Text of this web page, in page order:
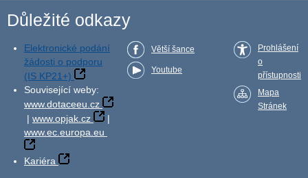
Důležité odkazy
Elektronické podání
žádosti o podporu
(IS KP21+)
Související weby:
www.dotaceeu.cz
| www.opjak.cz
|
www.ec.europa.eu
Kariéra
Větší šance
Youtube
Prohlášení
o
přístupnosti
Mapa
Stránek